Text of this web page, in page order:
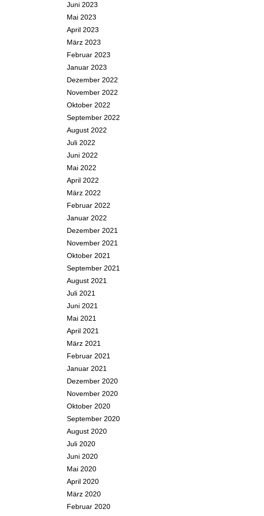
Juni 2023
Mai 2023
April 2023
März 2023
Februar 2023
Januar 2023
Dezember 2022
November 2022
Oktober 2022
September 2022
August 2022
Juli 2022
Juni 2022
Mai 2022
April 2022
März 2022
Februar 2022
Januar 2022
Dezember 2021
November 2021
Oktober 2021
September 2021
August 2021
Juli 2021
Juni 2021
Mai 2021
April 2021
März 2021
Februar 2021
Januar 2021
Dezember 2020
November 2020
Oktober 2020
September 2020
August 2020
Juli 2020
Juni 2020
Mai 2020
April 2020
März 2020
Februar 2020